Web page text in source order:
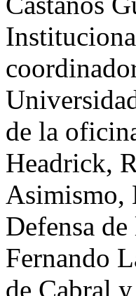
de la
Headrick,
Asimismo,
Defensa
Fernando
de Cabral